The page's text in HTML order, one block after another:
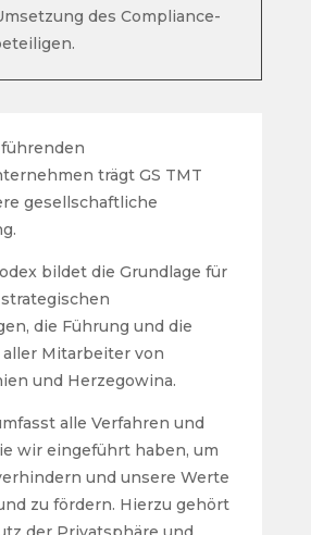
des Compliance-
trägt GS TMT
gesellschaftliche
bildet die Grundlage für
die Führung und die
Mitarbeiter von
und Herzegowina.
alle Verfahren und
wir eingeführt haben, um
und unsere Werte
zu fördern. Hierzu gehört